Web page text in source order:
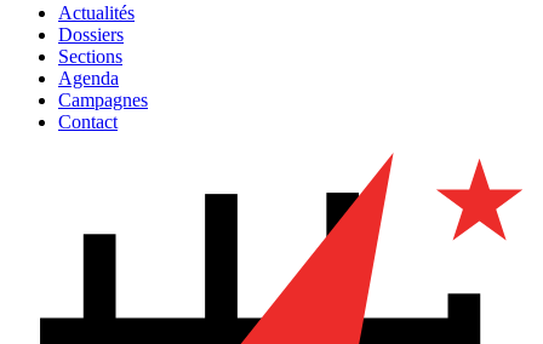
Actualités
Dossiers
Sections
Agenda
Campagnes
Contact